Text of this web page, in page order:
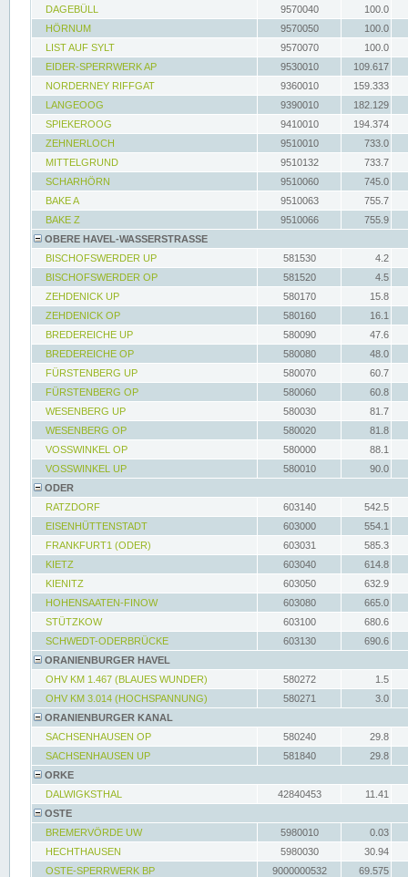
DAGEBÜLL 9570040
100.0
HÖRNUM
9570050
100.0
LIST AUF SYLT
9570070
100.0
EIDER-SPERRWERK AP
9530010
109.617
NORDERNEY RIFFGAT
9360010
159.333
LANGEOOG
9390010
182.129
SPIEKEROOG
9410010
194.374
ZEHNERLOCH
9510010
733.0
MITTELGRUND
9510132
733.7
SCHARHÖRN
9510060
745.0
BAKE A
9510063
755.7
BAKE Z
9510066
755.9
OBERE HAVEL-WASSERSTRASSE
BISCHOFSWERDER UP
581530
4.2
BISCHOFSWERDER OP
581520
4.5
ZEHDENICK UP
580170
15.8
ZEHDENICK OP
580160
16.1
BREDEREICHE UP
580090
47.6
BREDEREICHE OP
580080
48.0
FÜRSTENBERG UP
580070
60.7
FÜRSTENBERG OP
580060
60.8
WESENBERG UP
580030
81.7
WESENBERG OP
580020
81.8
VOSSWINKEL OP
580000
88.1
VOSSWINKEL UP
580010
90.0
ODER
RATZDORF
603140
542.5
EISENHÜTTENSTADT
603000
554.1
FRANKFURT1 (ODER)
603031
585.3
KIETZ
603040
614.8
KIENITZ
603050
632.9
HOHENSAATEN-FINOW
603080
665.0
STÜTZKOW
603100
680.6
SCHWEDT-ODERBRÜCKE
603130
690.6
ORANIENBURGER HAVEL
OHV KM 1.467 (BLAUES WUNDER)
580272
1.5
OHV KM 3.014 (HOCHSPANNUNG)
580271
3.0
ORANIENBURGER KANAL
SACHSENHAUSEN OP
580240
29.8
SACHSENHAUSEN UP
581840
29.8
ORKE
DALWIGKSTHAL
42840453
11.41
OSTE
BREMERVÖRDE UW
5980010
0.03
HECHTHAUSEN
5980030
30.94
OSTE-SPERRWERK BP
9000000532
69.575